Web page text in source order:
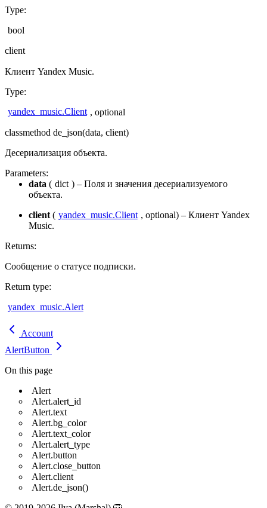
Type:
bool
client
Клиент Yandex Music.
Type:
yandex_music.Client , optional
classmethod de_json(data, client)
Десериализация объекта.
Parameters:
data ( dict ) – Поля и значения десериализуемого
объекта.
client ( yandex_music.Client , optional) – Клиент Yandex
Music.
Returns:
Сообщение о статусе подписки.
Return type:
yandex_music.Alert
Account
AlertButton
On this page
Alert
Alert.alert_id
Alert.text
Alert.bg_color
Alert.text_color
Alert.alert_type
Alert.button
Alert.close_button
Alert.client
Alert.de_json()